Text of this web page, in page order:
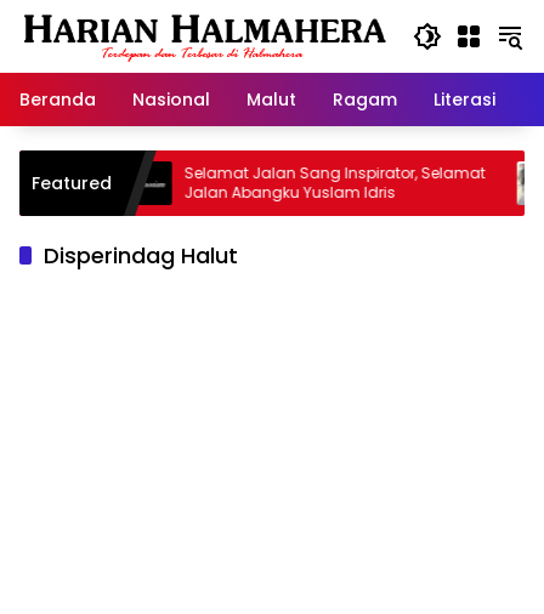
Langsung
Beranda
Nasional Malut Ragam Literasi
Featured
Selamat Jalan Sang Inspirator, Selamat
Jalan Abangku Yuslam Idris
Disperindag Halut